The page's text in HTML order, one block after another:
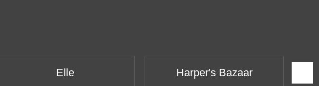
Elle Harper's Bazaar